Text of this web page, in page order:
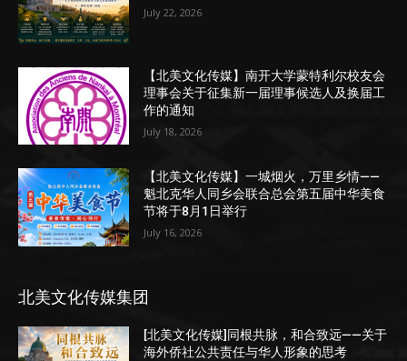
July 22, 2026
【北美文化传媒】南开大学蒙特利尔校友会
理事会关于征集新一届理事候选人及换届工
作的通知
July 18, 2026
【北美文化传媒】一城烟火，万里乡情——
魁北克华人同乡会联合总会第五届中华美食
节将于8月1日举行
July 16, 2026
北美文化传媒集团
[北美文化传媒]同根共脉，和合致远——关于
海外侨社公共责任与华人形象的思考